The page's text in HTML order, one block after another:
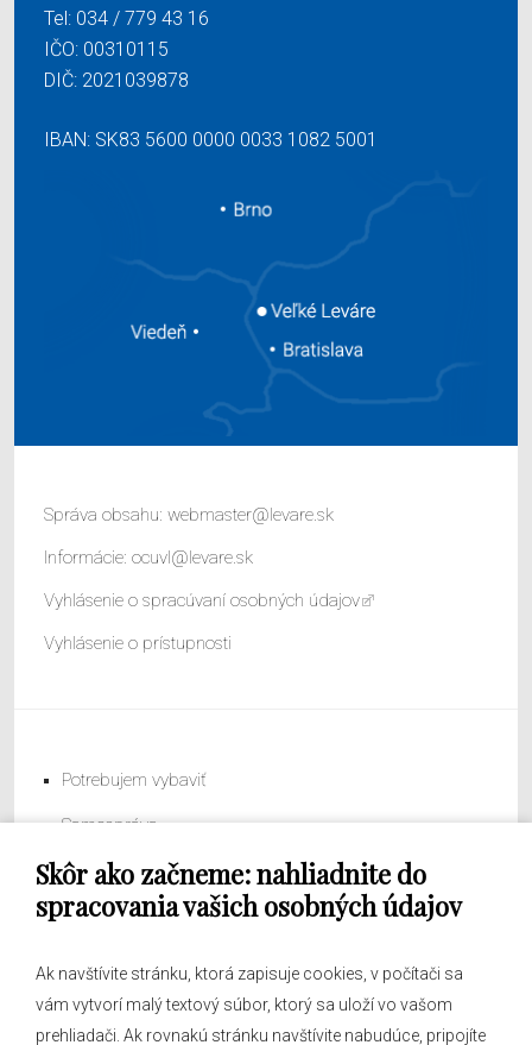
Skôr ako začneme: nahliadnite do
spracovania vašich osobných údajov
Ak navštívite stránku, ktorá zapisuje cookies, v počítači sa
vám vytvorí malý textový súbor, ktorý sa uloží vo vašom
prehliadači. Ak rovnakú stránku navštívite nabudúce, pripojíte
Tel: 034 / 779 43 16
IČO: 00310115
DIČ: 2021039878
IBAN: SK83 5600 0000 0033 1082 5001
Správa obsahu: webmaster@levare.sk
Informácie: ocuvl@levare.sk
Vyhlásenie o spracúvaní osobných údajov
Vyhlásenie o prístupnosti
Potrebujem vybaviť
Samospráva
Obecný úrad
O obci